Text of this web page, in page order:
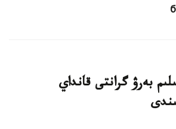
بەرۋ گرانتى قانداي